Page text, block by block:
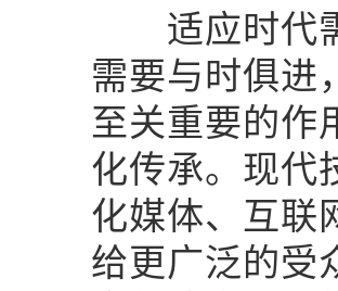
适应时代需
需要与时俱进
至关重要的作
化传承。现代
化媒体、互联
给更广泛的受